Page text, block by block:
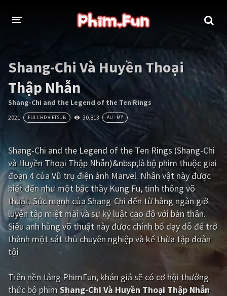
Thần thoại - Cổ trang Hành động
Tâm lý Chiến tranh
Võ thuật - Kiếm hiệp Nhạc kịch
Phiêu lưu Hài hước
Viễn tưởng Khoa học - Tài liệu
Hoạt hình Thể thao
Tình cảm - Lãng mạn Kỳ ảo
Giật gân Gia đình
Viễn Tây Tiểu sử
Shang-Chi Và Huyền Thoại
Thập Nhẫn
Shang-Chi and the Legend of the Ten Rings
2021 FULL HD VIETSUB 30,813 ÂU - MỸ
Shang-Chi and the Legend of the Ten Rings (Shang-Chi
và Huyền Thoại Thập Nhẫn)&nbsp;là bộ phim thuộc giai
đoạn 4 của Vũ trụ điện ảnh Marvel. Nhân vật này được
biết đến như một bậc thầy Kung Fu, tinh thông võ
thuật. Sức mạnh của Shang-Chi đến từ hàng ngàn giờ
luyện tập miệt mài và sự kỷ luật cao độ với bản thân.
Siêu anh hùng võ thuật này được chính bố dạy dỗ để trở
thành một sát thủ chuyên nghiệp và kế thừa tập đoàn
tội
Trên nền tảng PhimFun, khán giả sẽ có cơ hội thưởng
thức bộ phimShang-Chi Và Huyền Thoại Thập Nhẫn